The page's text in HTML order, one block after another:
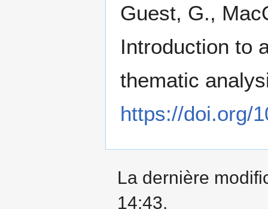
Guest, G.,
Introduction to
thematic
https://doi.org/
La dernière
14:43.